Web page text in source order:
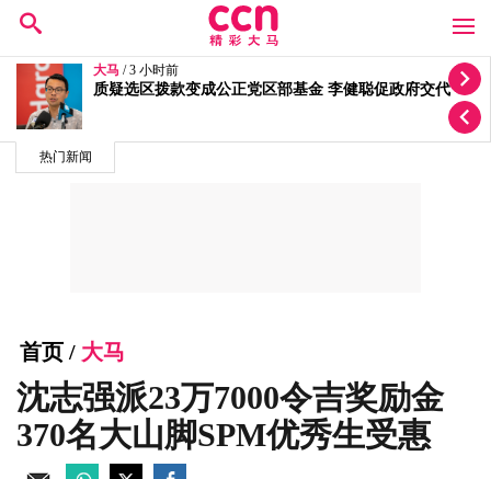
热门新闻
大马 / 4 小时前
政府项目管理怠慢及问责不足 经济部长：纳税人资金
首页 / 大马
沈志强派23万7000令吉奖励金
370名大山脚SPM优秀生受惠